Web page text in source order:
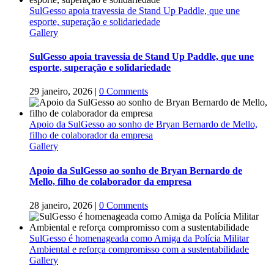
SulGesso apoia travessia de Stand Up Paddle, que une
esporte, superação e solidariedade
Gallery
SulGesso apoia travessia de Stand Up Paddle, que une
esporte, superação e solidariedade
29 janeiro, 2026 | 0 Comments
Apoio da SulGesso ao sonho de Bryan Bernardo de Mello,
filho de colaborador da empresa
Gallery
Apoio da SulGesso ao sonho de Bryan Bernardo de
Mello, filho de colaborador da empresa
28 janeiro, 2026 | 0 Comments
SulGesso é homenageada como Amiga da Polícia Militar
Ambiental e reforça compromisso com a sustentabilidade
Gallery